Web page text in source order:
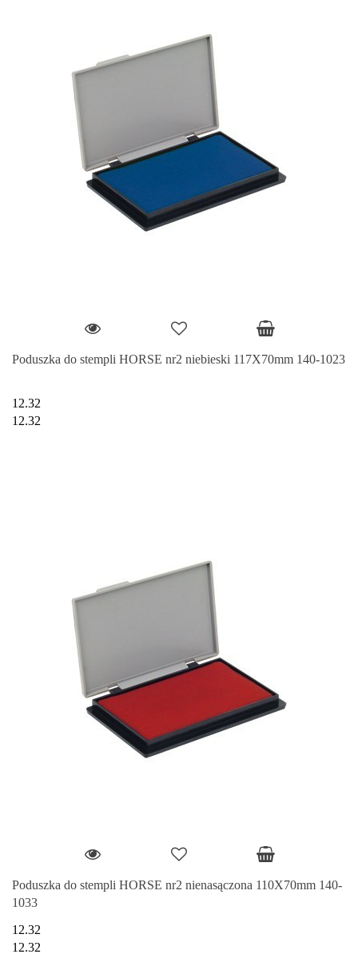
Poduszka do stempli HORSE nr2 niebieski 117X70mm 140-1023
12.32
12.32
Poduszka do stempli HORSE nr2 nienasączona 110X70mm 140-
1033
12.32
12.32